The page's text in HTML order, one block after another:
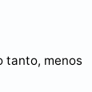
tanto, menos